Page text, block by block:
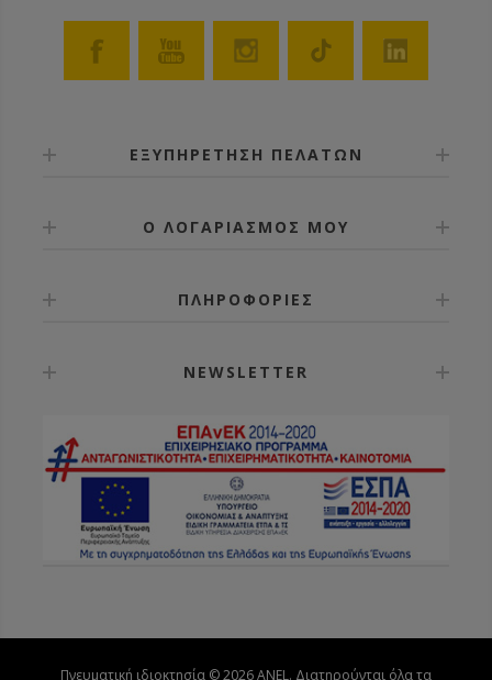
ΕΞΥΠΗΡΕΤΗΣΗ ΠΕΛΑΤΩΝ
Ο ΛΟΓΑΡΙΑΣΜΟΣ ΜΟΥ
ΠΛΗΡΟΦΟΡΙΕΣ
NEWSLETTER
Πνευματική ιδιοκτησία © 2026 ANEL. Διατηρούνται όλα τα